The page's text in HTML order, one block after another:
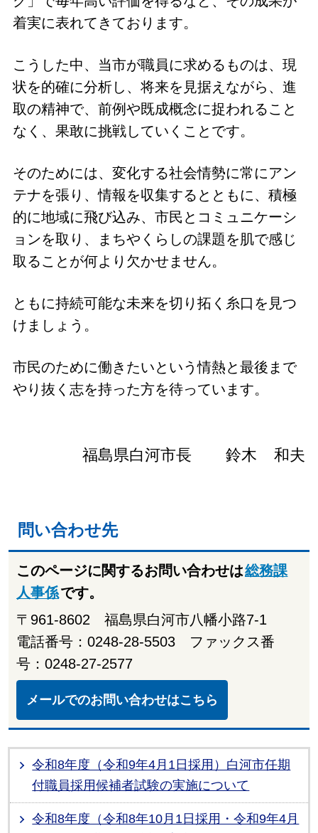
着実に表れてきております。
こうした中、当市が職員に求めるものは、現
状を的確に分析し、将来を見据えながら、進
取の精神で、前例や既成概念に捉われること
なく、果敢に挑戦していくことです。
そのためには、変化する社会情勢に常にアン
テナを張り、情報を収集するとともに、積極
的に地域に飛び込み、市民とコミュニケーシ
ョンを取り、まちやくらしの課題を肌で感じ
取ることが何より欠かせません。
ともに持続可能な未来を切り拓く糸口を見つ
けましょう。
市民のために働きたいという情熱と最後まで
やり抜く志を持った方を待っています。
福島県白河市長 鈴木 和夫
問い合わせ先
このページに関するお問い合わせは総務課
人事係です。
〒961-8602 福島県白河市八幡小路7-1
電話番号：0248-28-5503 ファックス番
号：0248-27-2577
メールでのお問い合わせはこちら
令和8年度（令和9年4月1日採用）白河市任期
付職員採用候補者試験の実施について
令和8年度（令和8年10月1日採用・令和9年4月